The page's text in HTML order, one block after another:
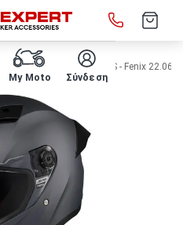
My Moto Σύνδεση
ΚΡΑΝΟΣ ΜΗΧΑΝΗΣ AXXIS - Fenix 22.06